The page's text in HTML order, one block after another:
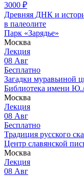
3000 ₽
Древняя ДНК и
в палеолите
Парк «Зарядье»
Москва
Лекция
08 Авг
Бесплатно
Загадки муравьиной
Библиотека имени
Москва
Лекция
08 Авг
Бесплатно
Традиция русского
Центр славянской
Москва
Лекция
08 Авг